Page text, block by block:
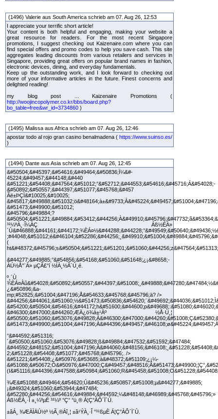
(1496) Valerie aus South America schrieb am 07. Aug 26, 12:53
I appreciate your terrific short article!
Your content is both helpful and engaging, making your website a
great resource for readers. For the most recent Singapore
promotions, I suggest checking out Kaizenaire.com where you can
find special offers and promo codes to help you save cash. This site
aggregates leading discounts from various retailers and services in
Singapore, providing great offers on popular brand names in fashion,
electronic devices, dining, and everyday fundamentals.
Keep up the outstanding work, and I look forward to checking out
more of your informative articles in the future. Finest concerns and
delighted reading!
my blog post ... Kaizenaire Promotions (
http://woojincopolymer.co.kr/bbs/board.php?
bo_table=free&wr_id=3734860 )
(1495) Malissa aus Africa schrieb am 07. Aug 26, 12:46
apostar todo al rojo gran casino benalmadena ( https://www.suinso.es/
)
(1494) Dante aus Asia schrieb am 07. Aug 26, 12:45
&#50504;&#45397;&#54616;&#49464;&#50836;Ï¼&#-
45224;&#49457;&#44148;&#440
&#51221;&#54408;&#47564;&#51012;°&#52712;&#44553;&#54616;&#45716;Á&#54028;-
&#50892;&#50557;&#44397;&#51077;&#45768;&#457
Ãë±ÞÇÏ&#10025;&#10025;
&#51473;&#49900;&#51012;
&#45796;&#49884;?
³²¼ºÀ¸·Î¼­ÀÇ Áß½ÉÀ»
(
&#44277;&#49885;°&#54856;&#54168;&#51060;&#51648;¿¡&#8658;­
ÀÚ½Å°¨À» µÇÃ£°í ½ÍÀ¸½Ã´Ù¸é.
º¸´Ù
¿&#50896;&a-
mp;#52825;&#51004;&#47196;Å&#54633;&#45768;&#45796;ä? />
&#46300;&#47000;&#44260;ÆÄ¿ö¾à±¹Àº ½Å·Ú¸¦
°&#44592;&#51316;
´&#50500;&#51060;&#53076;&#49828;ß&#49884;&#47532;&#51592;&#47484;
2;&#51228;&#54408;&#51077;&#45768;&#45796;. />
&#51221;&#54408;¿&#50976;&#53685;à&#48372;&#51109;¿¡¼­
(I&#51116;&#44396;&#47588;&#50984;&#51060;R&#45458;&#51008;O&#51228;&#54408;
¾Æ&#51088;&#49464;&#54620;Ú&#45236;&#50857;&#51008;µ&#44277;&#49885;
¡&#49324;&#51060;&#53944;&#47484;
&#52280;&#44256;&#54616;&#49884;&#44592;¼&#48148;&#46989;&#45768;&#45796;»
Áß½ÉÀ¸·Î ±¸¼ºµÈ ³²¼º °Ç°­ °ü¸® Á¦Ç°ÀÔ´Ï´Ù.
±âÁ¸ ¾ÆÀÌÄÚ½º ½Ã¸®Áî¸¦ ±â¹ÝÀ¸·Î °³¹ßµÈ Á¦Ç°ÀÔ´Ï´Ù.